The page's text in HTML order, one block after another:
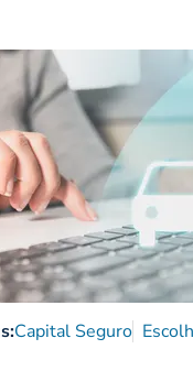
Capital Seguro